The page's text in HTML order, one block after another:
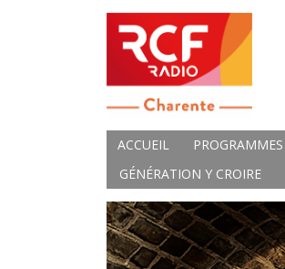
ACCUEIL PROGRAMMES
GÉNÉRATION Y CROIRE